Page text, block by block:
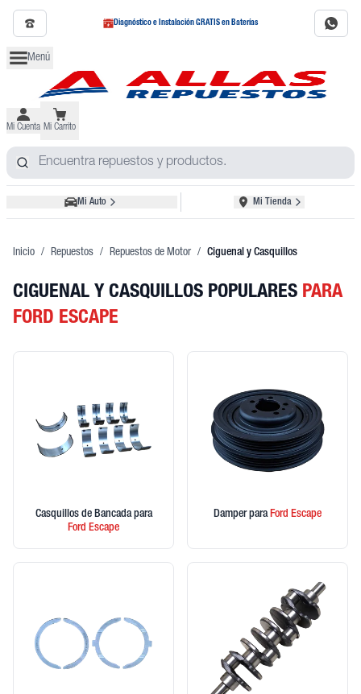
Diagnóstico e Instalación GRATIS en Baterías
Menú
Mi Cuenta Mi Carrito
Mi Auto Mi Tienda
Inicio / Repuestos / Repuestos de Motor / Ciguenal y Casquillos
CIGUENAL Y CASQUILLOS POPULARES PARA
FORD ESCAPE
Casquillos de Bancada para
Ford Escape
Damper paraFord Escape